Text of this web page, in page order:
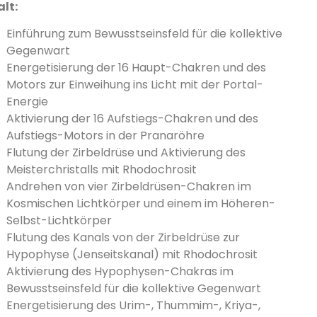
Einführung zum Bewusstseinsfeld für die kollektive
Gegenwart
Energetisierung der 16 Haupt-Chakren und des
Motors zur Einweihung ins Licht mit der Portal-
Energie
Aktivierung der 16 Aufstiegs-Chakren und des
Aufstiegs-Motors in der Pranaröhre
Flutung der Zirbeldrüse und Aktivierung des
Meisterchristalls mit Rhodochrosit
Andrehen von vier Zirbeldrüsen-Chakren im
Kosmischen Lichtkörper und einem im Höheren-
Selbst-Lichtkörper
Flutung des Kanals von der Zirbeldrüse zur
Hypophyse (Jenseitskanal) mit Rhodochrosit
Aktivierung des Hypophysen-Chakras im
Bewusstseinsfeld für die kollektive Gegenwart
Energetisierung des Urim-, Thummim-, Kriya-,